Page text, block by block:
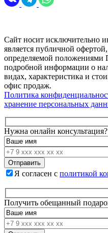
Сайт носит исключительно
является публичной офертой,
определяемой
подробной информации о
видах, характеристика и
офис продаж.
Политика
хранение персональных
Нужна онлайн консультация?
Я согласен с политикой
Получить обещанный